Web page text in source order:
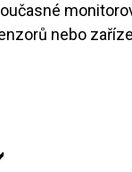
nebo